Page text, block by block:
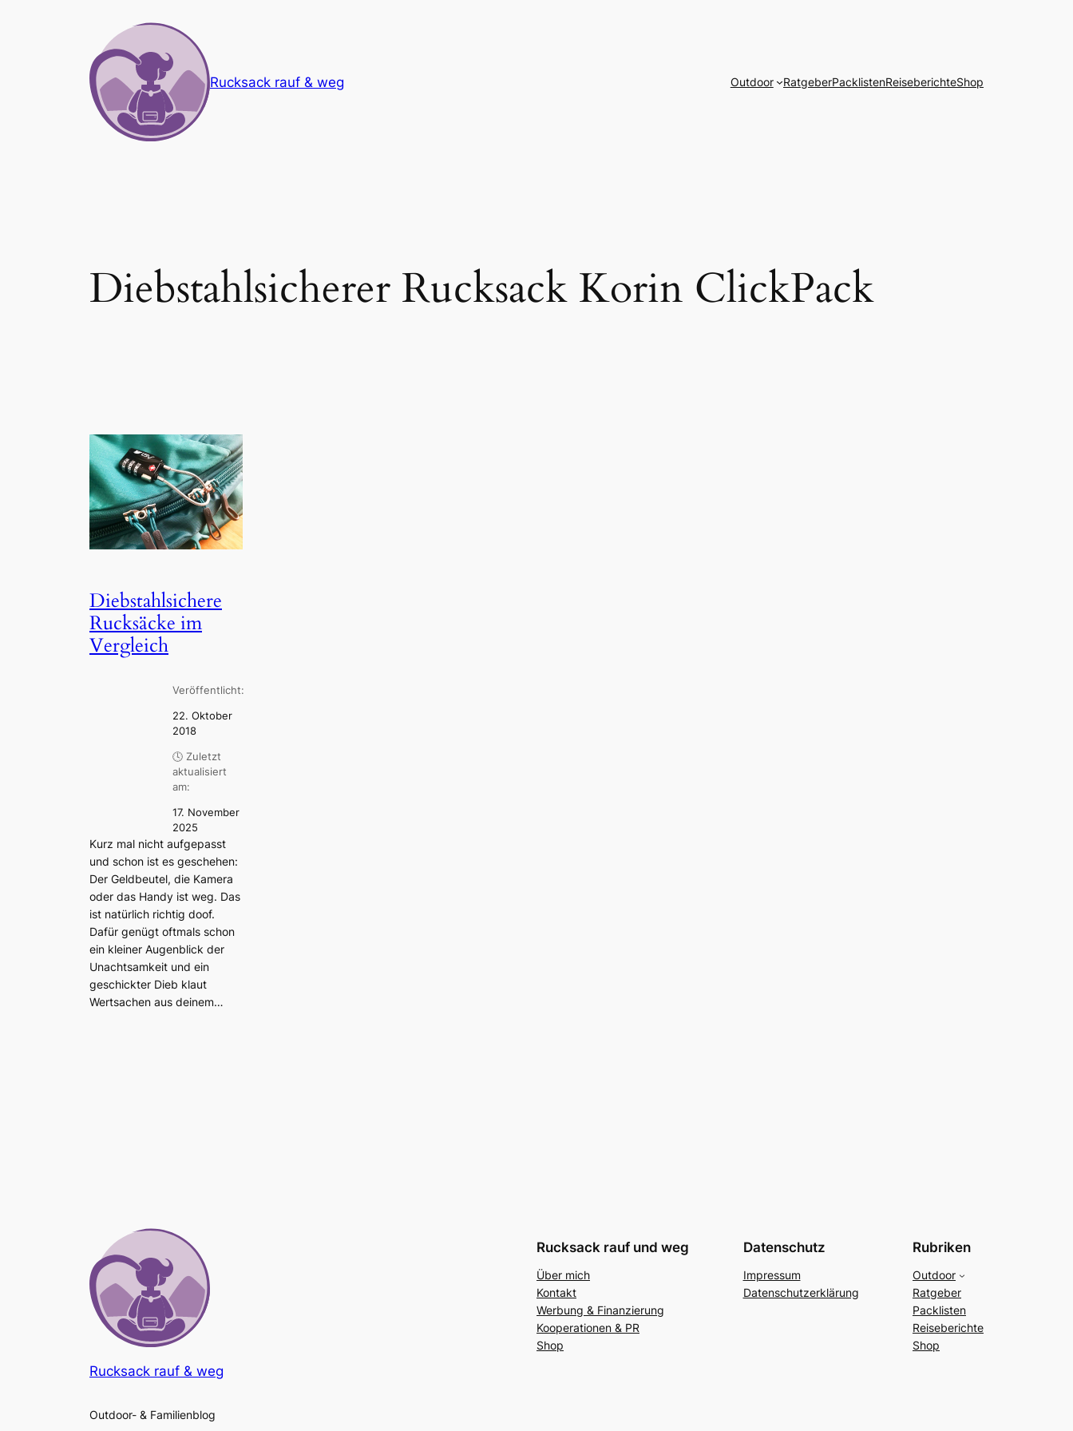
Rucksack rauf & weg
Outdoor RatgeberPacklistenReiseberichteShop
Diebstahlsicherer Rucksack Korin ClickPack
Diebstahlsichere
Rucksäcke im
Vergleich
Veröffentlicht:
22. Oktober
2018
🕓 Zuletzt
aktualisiert
am:
17. November
2025
Kurz mal nicht aufgepasst
und schon ist es geschehen:
Der Geldbeutel, die Kamera
oder das Handy ist weg. Das
ist natürlich richtig doof.
Dafür genügt oftmals schon
ein kleiner Augenblick der
Unachtsamkeit und ein
geschickter Dieb klaut
Wertsachen aus deinem…
Rucksack rauf & weg
Outdoor- & Familienblog
Rucksack rauf und weg
Über mich
Kontakt
Werbung & Finanzierung
Kooperationen & PR
Shop
Datenschutz
Impressum
Datenschutzerklärung
Rubriken
Outdoor
Ratgeber
Packlisten
Reiseberichte
Shop